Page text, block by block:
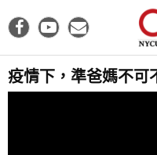
疫情下，準爸媽不可